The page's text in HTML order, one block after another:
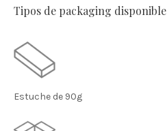
Tipos de packaging disponible
Estuche de 90g